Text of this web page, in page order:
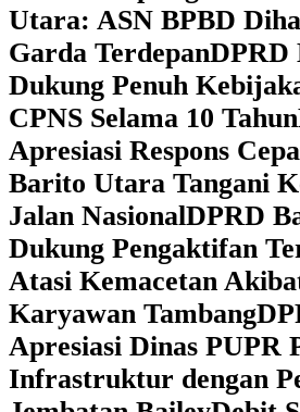
Utara: ASN BPBD
Garda TerdepanDPRD
Dukung Penuh
CPNS Selama 10 Tahun
Apresiasi Respons
Barito Utara Tangani
Jalan NasionalDPRD
Dukung Pengaktifan
Atasi Kemacetan
Karyawan Tambang
Apresiasi Dinas PUPR
Infrastruktur dengan